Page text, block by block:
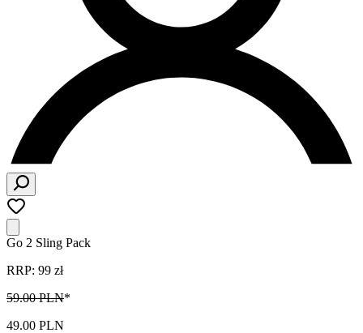
Go 2 Sling Pack
RRP: 99 zł
59.00 PLN*
49.00 PLN